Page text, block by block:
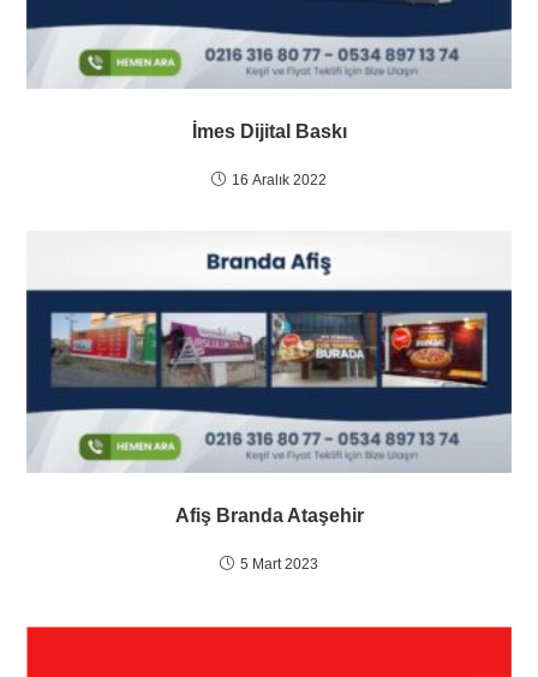
İmes Dijital Baskı
16 Aralık 2022
Afiş Branda Ataşehir
5 Mart 2023